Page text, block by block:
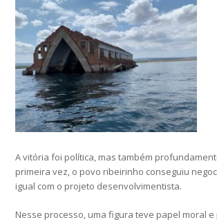
A vitória foi política, mas também
primeira vez, o povo ribeirinho conseguiu
igual com o projeto desenvolvimentista.
Nesse processo, uma figura teve papel moral e